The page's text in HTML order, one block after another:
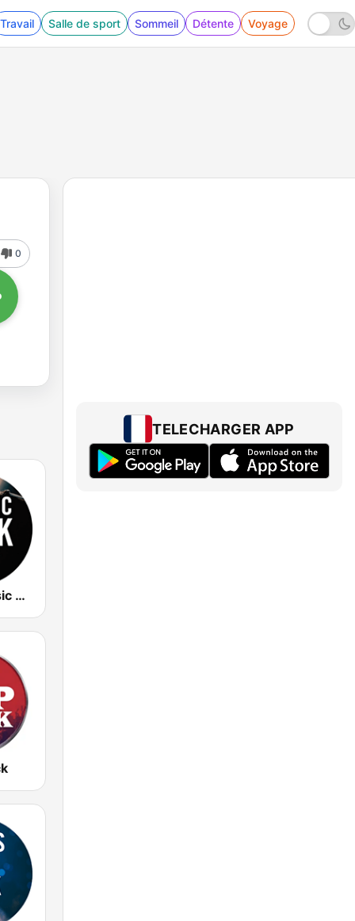
Travail Salle de sport Sommeil Détente Voyage
0
OUI FM Classic Rock
TELECHARGER APP